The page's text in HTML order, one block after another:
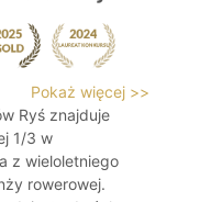
Pokaż więcej >>
Ryś znajduje
1/3 w
z wieloletniego
rowerowej.